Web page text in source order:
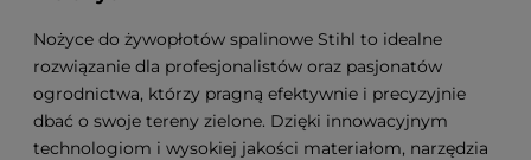
Nożyce do żywopłotów spalinowe Stihl to idealne
rozwiązanie dla profesjonalistów oraz pasjonatów
ogrodnictwa, którzy pragną efektywnie i precyzyjnie
dbać o swoje tereny zielone. Dzięki innowacyjnym
technologiom i wysokiej jakości materiałom, narzędzia